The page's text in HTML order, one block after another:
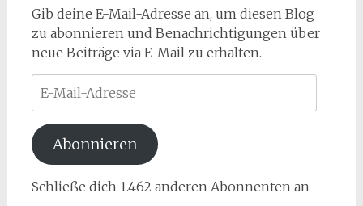
Gib deine E-Mail-Adresse an, um diesen Blog
zu abonnieren und Benachrichtigungen über
neue Beiträge via E-Mail zu erhalten.
Mail-
Adresse
Abonnieren
Schließe dich 1.462 anderen Abonnenten an